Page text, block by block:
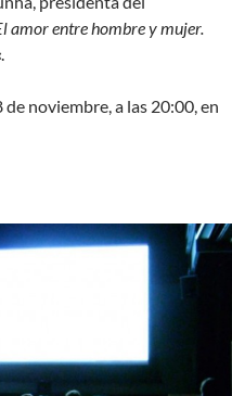
amor entre hombre y mujer.
noviembre, a las 20:00, en